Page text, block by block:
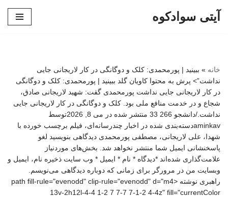
آیتی سوادکوه
خانه » ببینید | پورمحمدی: کلک و دوگانگی در کار لاریجانی جایی
نداشت”> پرش به محتوا کاویان گلد ببینید | پورمحمدی: کلک و دوگانگی
در کار لاریجانی جایی نداشت پورمحمدی گفت: شهید لاریجانی صادق،
شجاع و در خدمت منافع ملی بود. کلک و دوگانگی در کار لاریجانی جایی
نداشت./دانشجو 266 33 منتشر شده در می 8, 2026توسط
aminkavدسته‌بندی شده در اخبار چندرسانه‌ای، فیلم برچسب خورده با
شهدا، علی لاریجانی، مصطفی پورمحمدی دیدگاهی بنویسید لغو
پاسخنشانی ایمیل شما منتشر نخواهد شد. بخش‌های موردنیاز
علامت‌گذاری شده‌اند *دیدگاه * نام * ایمیل * وب‌ سایت ذخیره نام، ایمیل و
وبسایت من در مرورگر برای زمانی که دوباره دیدگاهی می‌نویسم.
راهبری نوشته <path fill-rule="evenodd" clip-rule="evenodd" d="m4
13v-2h12l-4-4 1-2 7 7-7 7-1-2 4-4z" fill="currentColor